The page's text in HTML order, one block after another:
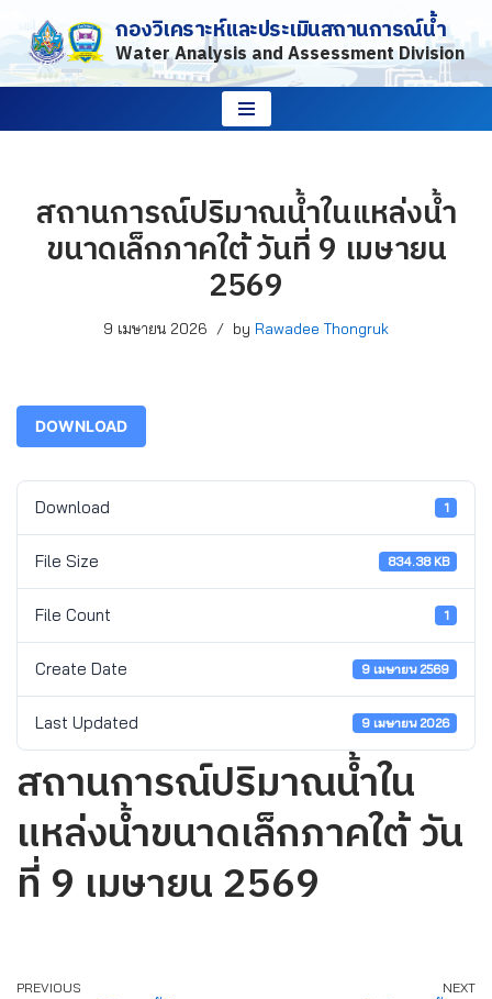
Skip
to
กองวิเคราะห์และประเมินสถานการณ์น้ำ
Water Analysis and Assessment Division
สถานการณ์ปริมาณน้ำในแหล่งน้ำ
ขนาดเล็กภาคใต้ วันที่ 9 เมษายน
2569
9 เมษายน 2026 by Rawadee Thongruk
DOWNLOAD
Download 1
File Size 834.38 KB
File Count 1
Create Date 9 เมษายน 2569
Last Updated 9 เมษายน 2026
สถานการณ์ปริมาณน้ำใน
แหล่งน้ำขนาดเล็กภาคใต้ วัน
ที่ 9 เมษายน 2569
PREVIOUS NEXT